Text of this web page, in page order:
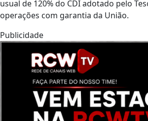
usual de 120% do CDI adotado pelo
operações com garantia da União.
Publicidade